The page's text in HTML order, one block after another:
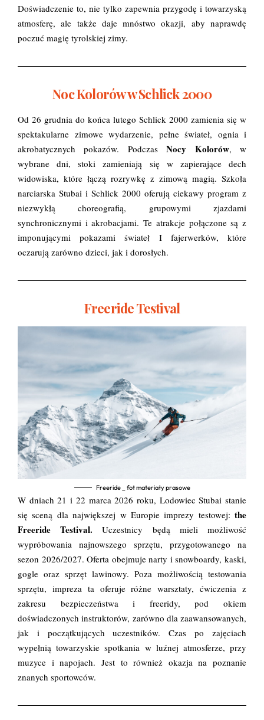
Doświadczenie to, nie tylko zapewnia przygodę i towarzyską
atmosferę, ale także daje mnóstwo okazji, aby naprawdę
poczuć magię tyrolskiej zimy.
Noc Kolorów w Schlick 2000
Od 26 grudnia do końca lutego Schlick 2000 zamienia się w
spektakularne zimowe wydarzenie, pełne świateł, ognia i
akrobatycznych pokazów. PodczasNocy Kolorów, w
wybrane dni, stoki zamieniają się w zapierające dech
widowiska, które łączą rozrywkę z zimową magią. Szkoła
narciarska Stubai i Schlick 2000 oferują ciekawy program z
niezwykłą choreografią, grupowymi zjazdami
synchronicznymi i akrobacjami. Te atrakcje połączone są z
imponującymi pokazami świateł I fajerwerków, które
oczarują zarówno dzieci, jak i dorosłych.
Freeride Testival
Freeride _ fot materiały prasowe
W dniach 21 i 22 marca 2026 roku, Lodowiec Stubai stanie
się sceną dla największej w Europie imprezy testowej: the
Freeride Testival. Uczestnicy będą mieli możliwość
wypróbowania najnowszego sprzętu, przygotowanego na
sezon 2026/2027. Oferta obejmuje narty i snowboardy, kaski,
gogle oraz sprzęt lawinowy. Poza możliwością testowania
sprzętu, impreza ta oferuje różne warsztaty, ćwiczenia z
zakresu bezpieczeństwa i freeridy, pod okiem
doświadczonych instruktorów, zarówno dla zaawansowanych,
jak i początkujących uczestników. Czas po zajęciach
wypełnią towarzyskie spotkania w luźnej atmosferze, przy
muzyce i napojach. Jest to również okazja na poznanie
znanych sportowców.